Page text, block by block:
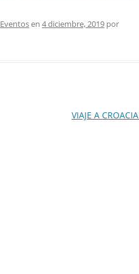
Eventosen 4 diciembre, 2019 por
VIAJE A CROACIA